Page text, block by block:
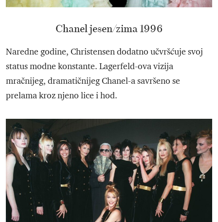
Chanel jesen/zima 1996
Naredne godine, Christensen dodatno učvršćuje svoj
status modne konstante. Lagerfeld-ova vizija
mračnijeg, dramatičnijeg Chanel-a savršeno se
prelama kroz njeno lice i hod.